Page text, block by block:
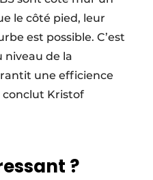
le côté pied, leur
est possible. C’est
de la
une efficience
conclut Kristof
?